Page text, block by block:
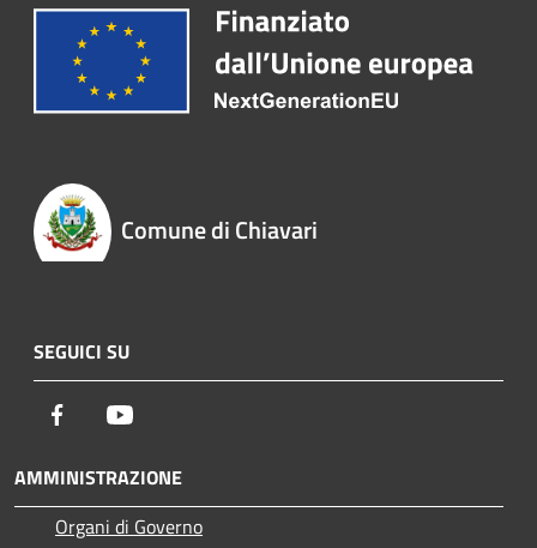
Comune di Chiavari
SEGUICI SU
Facebook
AMMINISTRAZIONE
Organi di Governo